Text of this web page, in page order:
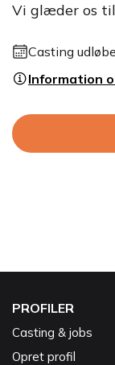
Vi glæder os
Casting
Information
PROFILER
Casting & jobs
Opret profil